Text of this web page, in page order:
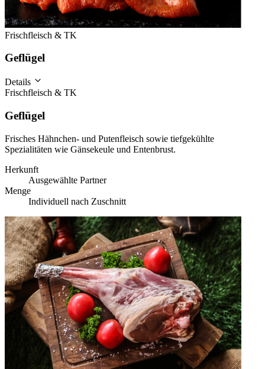
Frischfleisch & TK
Geflügel
Details
Frischfleisch & TK
Geflügel
Frisches Hähnchen- und Putenfleisch sowie tiefgekühlte
Spezialitäten wie Gänsekeule und Entenbrust.
Herkunft
Ausgewählte Partner
Menge
Individuell nach Zuschnitt